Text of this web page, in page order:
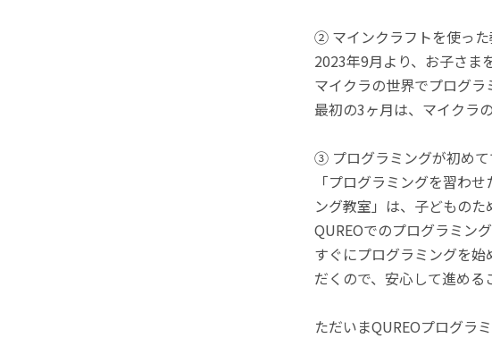
② マインクラフトを使った
2023年9月より、お子さま
マイクラの世界でプログラ
最初の3ヶ月は、マイクラ
③ プログラミングが初めて
「プログラミングを習わ
ング教室」は、子どもの
QUREOでのプログラミン
すぐにプログラミングを
だくので、安心して進める
ただいまQUREOプログラ